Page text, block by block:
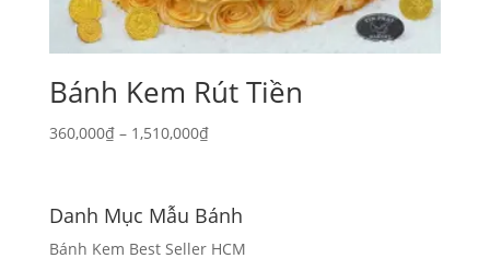
Bánh Kem Rút Tiền
360,000₫ – 1,510,000₫Khoảng
360,000₫
1,510,000₫
Danh Mục Mẫu Bánh
Bánh Kem Best Seller HCM